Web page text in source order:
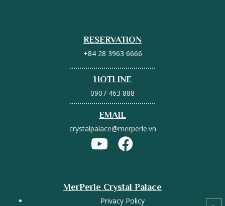
RESERVATION
+84 28 3963 6666
HOTLINE
0907 463 888
EMAIL
crystalpalace@merperle.vn
MerPerle Crystal Palace
Privacy Policy